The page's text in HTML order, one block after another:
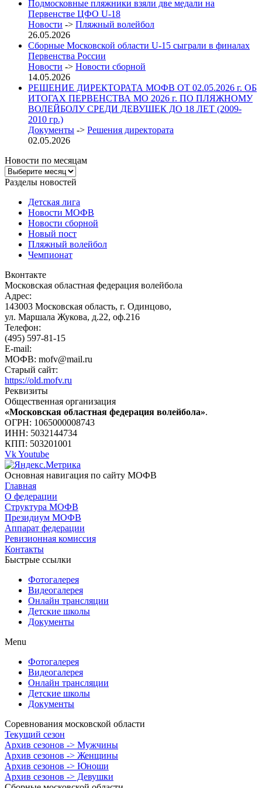
Подмосковные пляжники взяли две медали на
Первенстве ЦФО U-18
Новости -> Пляжный волейбол
26.05.2026
Сборные Московской области U-15 сыграли в финалах
Первенства России
Новости -> Новости сборной
14.05.2026
РЕШЕНИЕ ДИРЕКТОРАТА МОФВ ОТ 02.05.2026 г. ОБ
ИТОГАХ ПЕРВЕНСТВА МО 2026 г. ПО ПЛЯЖНОМУ
ВОЛЕЙБОЛУ СРЕДИ ДЕВУШЕК ДО 18 ЛЕТ (2009-
2010 гр.)
Документы -> Решения директората
02.05.2026
Новости по месяцам
Новости
по
Разделы новостей
Детская лига
Новости МОФВ
Новости сборной
Новый пост
Пляжный волейбол
Чемпионат
Вконтакте
Московская областная федерация волейбола
Адрес:
143003 Московская область, г. Одинцово,
ул. Маршала Жукова, д.22, оф.216
Телефон:
(495) 597-81-15
E-mail:
МОФВ: mofv@mail.ru
Старый сайт:
https://old.mofv.ru
Реквизиты
Общественная организация
«Московская областная федерация волейбола».
ОГРН: 1065000008743
ИНН: 5032144734
КПП: 503201001
VkYoutube
Основная навигация по сайту МОФВ
Главная
О федерации
Структура МОФВ
Президиум МОФВ
Аппарат федерации
Ревизионная комиссия
Контакты
Быстрые ссылки
Фотогалерея
Видеогалерея
Онлайн трансляции
Детские школы
Документы
Menu
Фотогалерея
Видеогалерея
Онлайн трансляции
Детские школы
Документы
Соревнования московской области
Текущий сезон
Архив сезонов -> Мужчины
Архив сезонов -> Женщины
Архив сезонов -> Юноши
Архив сезонов -> Девушки